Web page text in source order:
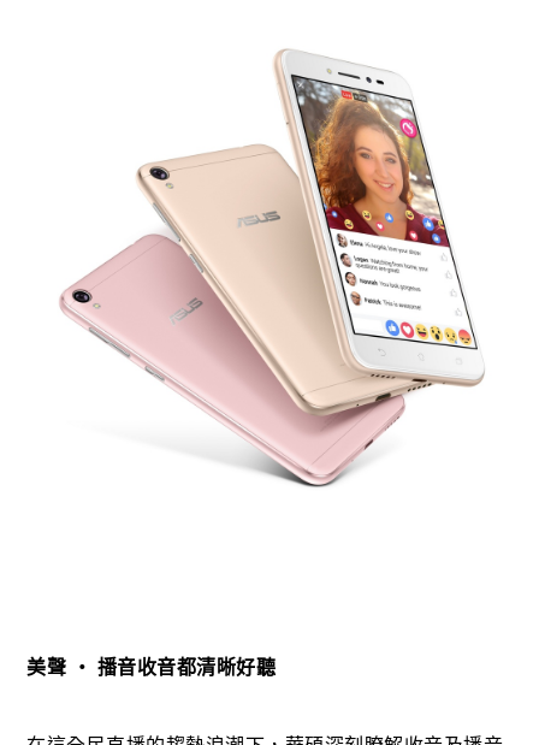
美聲 ‧ 播音收音都清晰好聽